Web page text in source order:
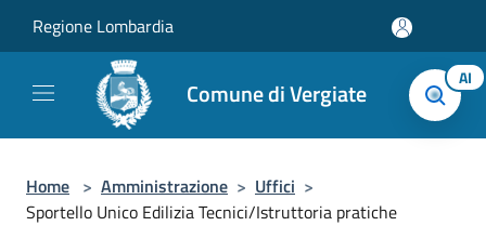
Regione Lombardia
Comune di Vergiate AI
Home > Amministrazione > Uffici >
Sportello Unico Edilizia Tecnici/Istruttoria pratiche